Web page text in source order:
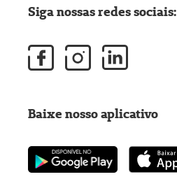
Siga nossas redes sociais:
Baixe nosso aplicativo